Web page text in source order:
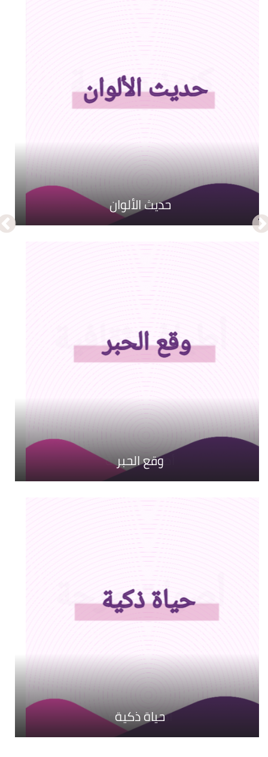
كنوز منسية
أطياف ثقافية
أصوات مرحة
حديث الألوان
وقع الحبر
حياة ذكية
الدر المكنون
رحلة الريادة
بيكسل وحكاية